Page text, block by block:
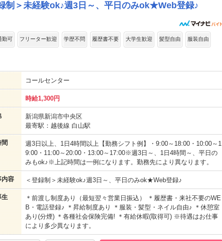
制＞未経験ok♪週3日～、平日のみok★Web登録♪
勤可 フリーター歓迎 学歴不問 履歴書不要 大学生歓迎 髪型自由 服装自由
コールセンター
時給1,300円
新潟県新潟市中央区
最寄駅：越後線 白山駅
間
週3日以上、1日4時間以上【勤務シフト例】・9:00～18:00・10:00～1
9:00・11:00～20:00・13:00～17:00※週3日～、1日4時間～、平日の
みもok♪※上記時間は一例になります。勤務先により異なります。
内容 ＜登録制＞未経験ok♪週3日～、平日のみok★Web登録♪
生
＊前渡し制度あり（最短翌々営業日振込） ＊履歴書・来社不要のWE
B・電話登録♪ ＊昇給制度あり ＊服装・髪型・ネイル自由♪ ＊休憩室
あり(分煙) ＊各種社会保険完備! ＊有給休暇(取得可) ※待遇はお仕事
により多少異なります。